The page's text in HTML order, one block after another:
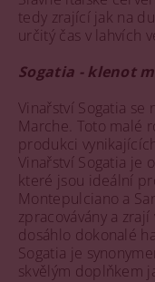
tedy zrající jak na
určitý čas v lahvích
Sogatia - klenot
Vinařství Sogatia se
Marche. Toto malé
produkci
Vinařství Sogatia je
které jsou ideální
Montepulciano a
zpracovávány a
dosáhlo dokonalé
Sogatia je
skvělým doplňkem